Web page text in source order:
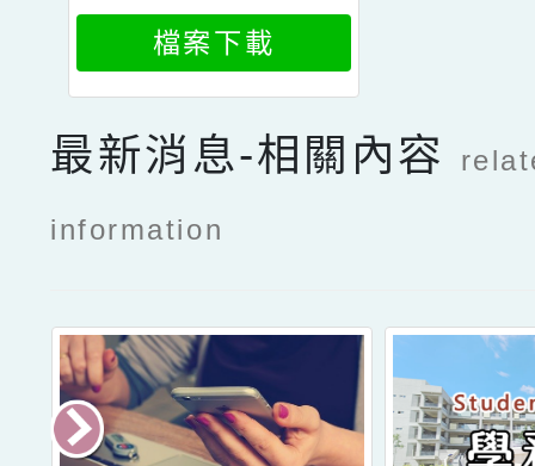
議指引
檔案下載
最新消息-相關內容
information